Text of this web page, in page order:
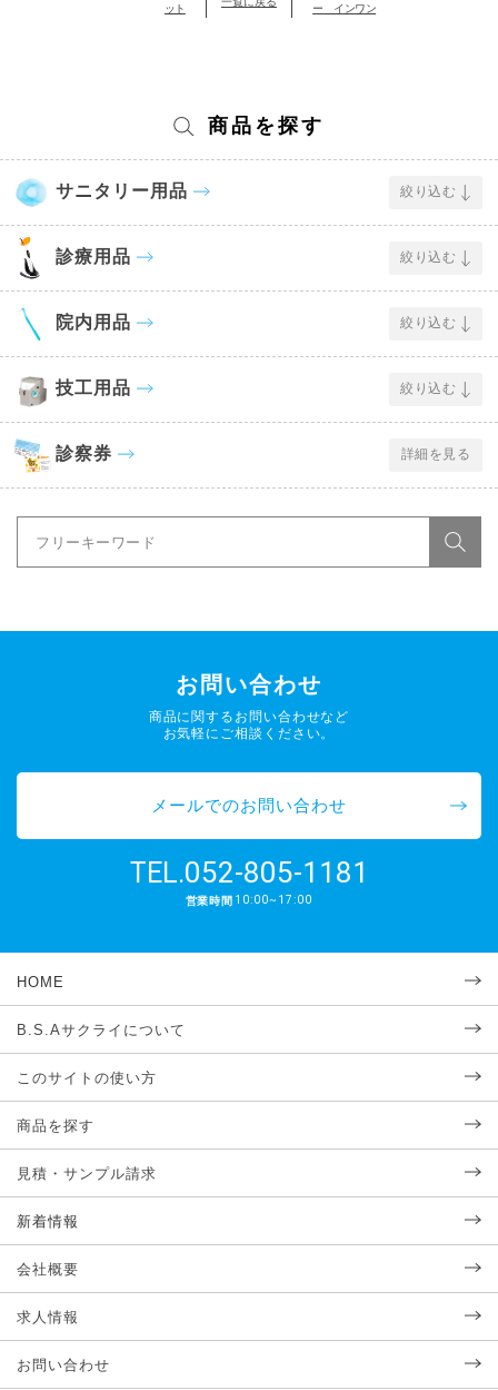
ット
ー インワン
商品を探す
サニタリー用品 絞り込む
診療用品 絞り込む
院内用品 絞り込む
技工用品 絞り込む
診察券 詳細を見る
お問い合わせ
商品に関するお問い合わせなど
お気軽にご相談ください。
メールでのお問い合わせ
TEL.052-805-1181
営業時間 10:00~17:00
HOME
B.S.Aサクライについて
このサイトの使い方
商品を探す
見積・サンプル請求
新着情報
会社概要
求人情報
お問い合わせ